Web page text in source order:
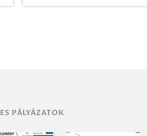
PÁLYÁZATOK